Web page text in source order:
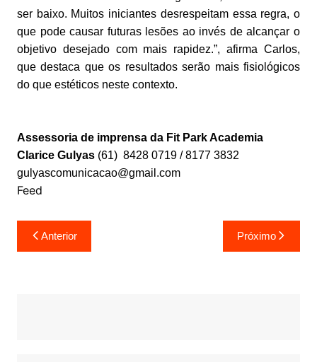
ser baixo. Muitos iniciantes desrespeitam essa regra, o
que pode causar futuras lesões ao invés de alcançar o
objetivo desejado com mais rapidez.”, afirma Carlos,
que destaca que os resultados serão mais fisiológicos
do que estéticos neste contexto.
Assessoria de imprensa da Fit Park Academia
Clarice Gulyas(61) 8428 0719 / 8177 3832
gulyascomunicacao@gmail.com
Feed
Navegação
de
Anterior Próximo